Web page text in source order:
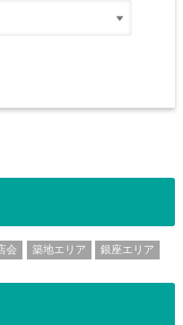
会 築地エリア 銀座エリア